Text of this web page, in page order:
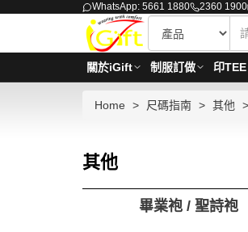
WhatsApp: 5661 1880 2360 1900
關於iGift 制服訂做 印TEE
Home 尺碼指南 其他
其他
畢業袍 / 聖詩袍